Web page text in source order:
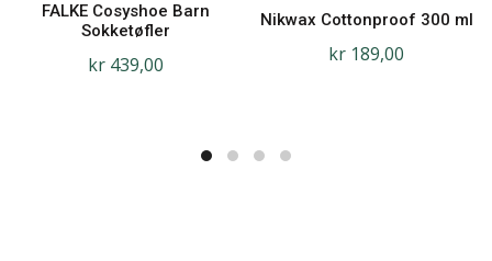
FALKE Cosyshoe Barn
Sokketøfler
kr 439,00
Nikwax Cottonproof 300 ml
kr 189,00